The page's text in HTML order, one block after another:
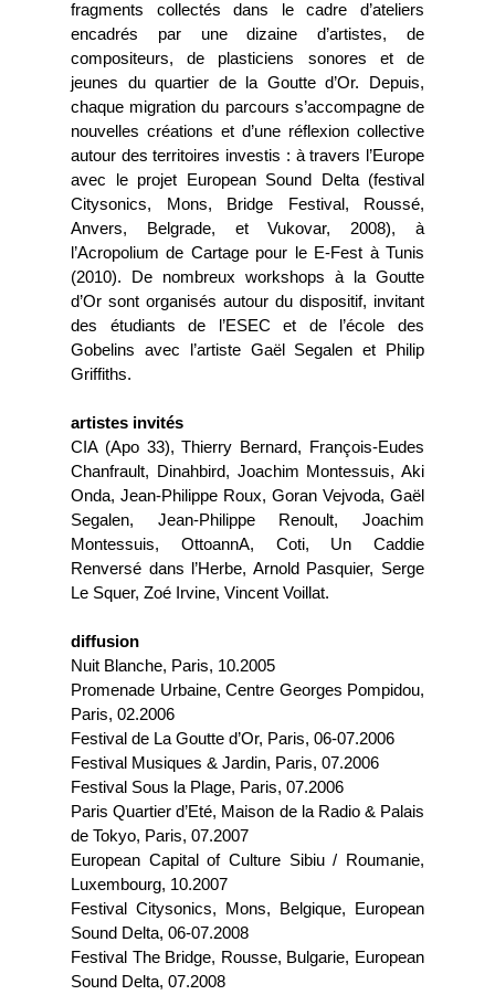
fragments collectés dans le cadre d’ateliers
encadrés par une dizaine d’artistes, de
compositeurs, de plasticiens sonores et de
jeunes du quartier de la Goutte d’Or. Depuis,
chaque migration du parcours s’accompagne de
nouvelles créations et d’une réflexion collective
autour des territoires investis : à travers l’Europe
avec le projet European Sound Delta (festival
Citysonics, Mons, Bridge Festival, Roussé,
Anvers, Belgrade, et Vukovar, 2008), à
l’Acropolium de Cartage pour le E-Fest à Tunis
(2010). De nombreux workshops à la Goutte
d’Or sont organisés autour du dispositif, invitant
des étudiants de l’ESEC et de l’école des
Gobelins avec l’artiste Gaël Segalen et Philip
Griffiths.
artistes invités
CIA (Apo 33), Thierry Bernard, François-Eudes
Chanfrault, Dinahbird, Joachim Montessuis, Aki
Onda, Jean-Philippe Roux, Goran Vejvoda, Gaël
Segalen, Jean-Philippe Renoult, Joachim
Montessuis, OttoannA, Coti, Un Caddie
Renversé dans l’Herbe, Arnold Pasquier, Serge
Le Squer, Zoé Irvine, Vincent Voillat.
diffusion
Nuit Blanche, Paris, 10.2005
Promenade Urbaine, Centre Georges Pompidou,
Paris, 02.2006
Festival de La Goutte d’Or, Paris, 06-07.2006
Festival Musiques & Jardin, Paris, 07.2006
Festival Sous la Plage, Paris, 07.2006
Paris Quartier d’Eté, Maison de la Radio & Palais
de Tokyo, Paris, 07.2007
European Capital of Culture Sibiu / Roumanie,
Luxembourg, 10.2007
Festival Citysonics, Mons, Belgique, European
Sound Delta, 06-07.2008
Festival The Bridge, Rousse, Bulgarie, European
Sound Delta, 07.2008